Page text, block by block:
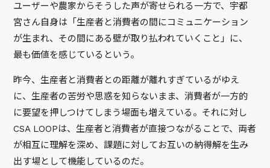
ユーザーや農家からそうした声が寄せられる一方で、宇都
宮さん自身は「生産者と消費者の間にコミュニケーション
が生まれ、その間にある壁が取り払われていくこと」に、
最も価値を感じているという。
昨今、生産者と消費者との距離が離れすぎているがゆえ
に、生産者の苦労や思惑を知らないまま、消費者が一方的
に要望を押しつけてしまう場面も増えている。それに対し
CSA LOOPは、生産者と消費者が直接つながることで、両者
が相互に理解を深め、課題に対してお互いの納得解を生み
出す場として機能しているのだ。